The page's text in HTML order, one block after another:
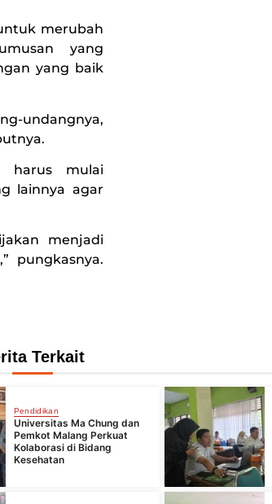
merubah
yang
yang baik
undangnya,
harus mulai
lainnya agar
menjadi
pungkasnya.
Terkait
Pendidikan
Universitas Ma Chung dan
Pemkot Malang Perkuat
Kolaborasi di Bidang
Kesehatan